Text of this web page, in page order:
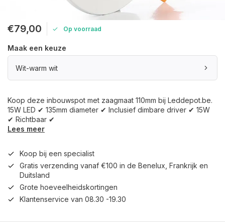
€79,00 Op voorraad
Maak een keuze
Wit-warm wit
Koop deze inbouwspot met zaagmaat 110mm bij Leddepot.be.
15W LED ✔ 135mm diameter ✔ Inclusief dimbare driver ✔ 15W
✔ Richtbaar ✔
Lees meer
Koop bij een specialist
Gratis verzending vanaf €100 in de Benelux, Frankrijk en
Duitsland
Grote hoeveelheidskortingen
Klantenservice van 08.30 -19.30